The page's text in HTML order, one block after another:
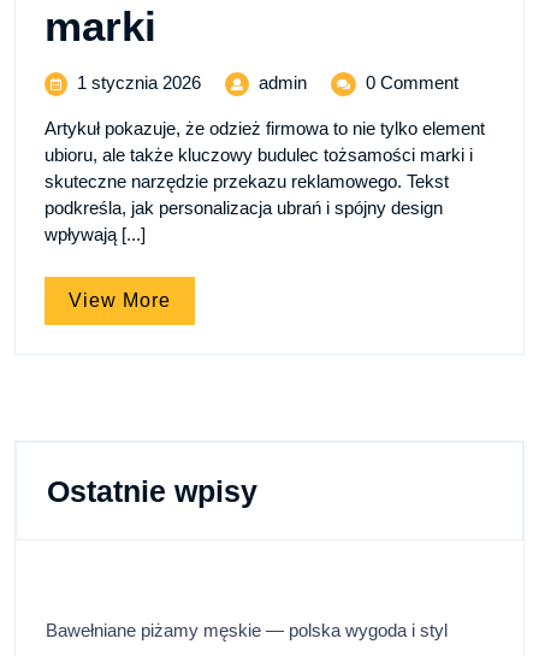
marki
firmowa,
która
buduje
rozpoznawalność
marki
1 stycznia 20261
2026
adminOdzież
która
buduje
rozpoznawalność
marki
0 Comment
Artykuł pokazuje, że odzież firmowa to nie tylko element
ubioru, ale także kluczowy budulec tożsamości marki i
skuteczne narzędzie przekazu reklamowego. Tekst
podkreśla, jak personalizacja ubrań i spójny design
wpływają [...]
View More
More
Ostatnie wpisy
Bawełniane piżamy męskie — polska wygoda i styl